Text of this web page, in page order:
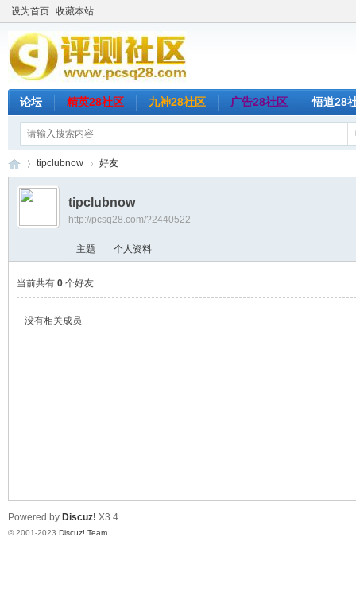
设为首页 收藏本站
论坛 精英28社区 九神28社区 广告28社区 悟道28
›
tipclubnow 好友
tipclubnow
http://pcsq28.com/?2440522
主题 个人资料
当前共有 0 个好友
没有相关成员
Powered by Discuz! X3.4
© 2001-2023 Discuz! Team